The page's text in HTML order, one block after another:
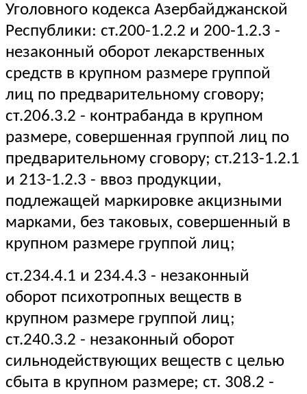
Уголовного кодекса Азербайджанской
Республики: ст.200-1.2.2 и 200-1.2.3 -
незаконный оборот лекарственных
средств в крупном размере группой
лиц по предварительному сговору;
ст.206.3.2 - контрабанда в крупном
размере, совершенная группой лиц по
предварительному сговору; ст.213-1.2.1
и 213-1.2.3 - ввоз продукции,
подлежащей маркировке акцизными
марками, без таковых, совершенный в
крупном размере группой лиц;
ст.234.4.1 и 234.4.3 - незаконный
оборот психотропных веществ в
крупном размере группой лиц;
ст.240.3.2 - незаконный оборот
сильнодействующих веществ с целью
сбыта в крупном размере; ст. 308.2 -